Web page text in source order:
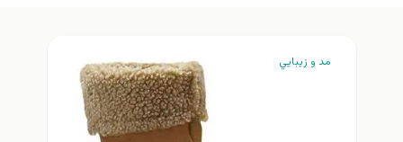
مد و زيبايي